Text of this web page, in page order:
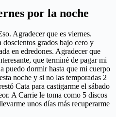
por la noche
Agradecer que es viernes.
grados bajo cero y
en edredones. Agradecer que
que terminé de pagar mi
puedo dormir hasta que mi cuerpo
noche y si no las temporadas 2
Cata para castigarme el sábado
A Carrie le toma como 5 discos
unos días más recuperarme